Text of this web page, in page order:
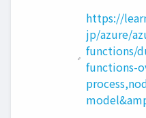
https://
jp/azure/
functions/
functions-